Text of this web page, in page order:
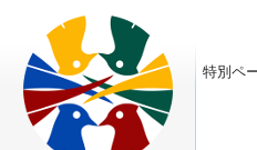
特別ペ